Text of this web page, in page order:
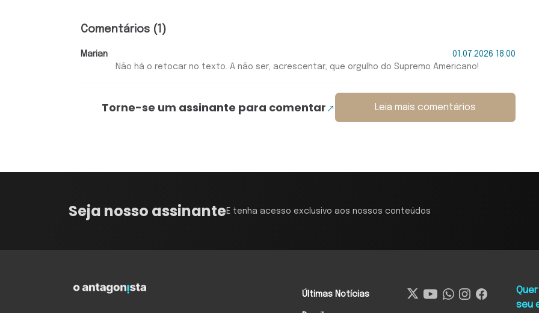
Comentários (1)
Marian
01.07.2026 18:00
Não há o retocar no texto. A não ser, acrescentar, que orgulho do Supremo Americano!
Torne-se um assinante para comentar Leia mais comentários
Seja nosso assinanteE tenha acesso exclusivo aos nossos conteúdos
Últimas Notícias
seu